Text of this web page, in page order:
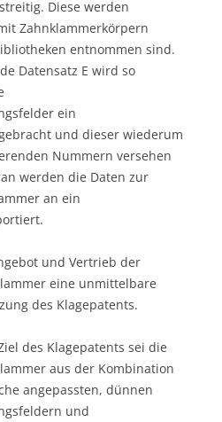
Diese werden
Zahnklammerkörpern
entnommen sind.
Datensatz E wird so
ein
und dieser wiederum
Nummern versehen
werden die Daten zur
an ein
und Vertrieb der
eine unmittelbare
des Klagepatents.
des Klagepatents sei die
aus der Kombination
angepassten, dünnen
und